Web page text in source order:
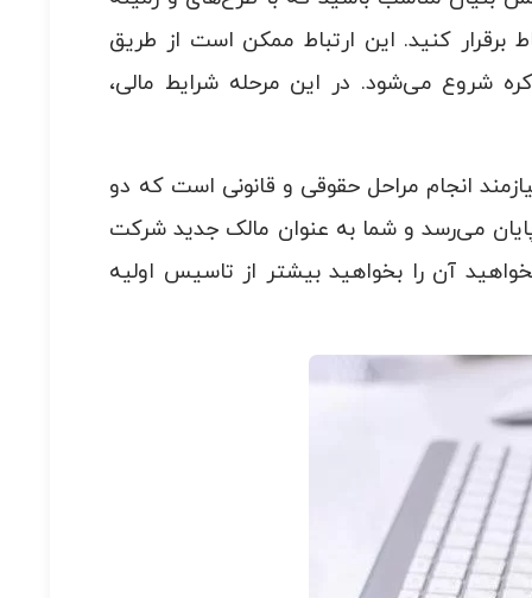
برقرار کنید. این ارتباط ممکن است از طریق
شروع می‌شود. در این مرحله شرایط مالی،
انجام مراحل حقوقی و قانونی است که دو
می‌رسد و شما به عنوان مالک جدید شرکت
آن را بخواهید بیشتر از تاسیس اولیه